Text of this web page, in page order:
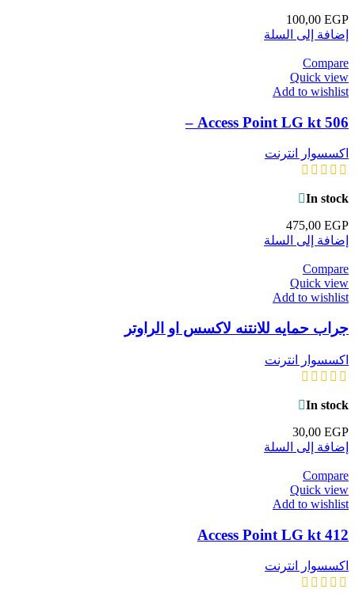
100,00 EGP
إضافة إلى السلة
Compare
Quick view
Add to wishlist
Access Point LG kt 506 –
اكسسوار انترنت
In stock
475,00 EGP
إضافة إلى السلة
Compare
Quick view
Add to wishlist
جراب حمايه للانتنه لاكسس او الراوتر
اكسسوار انترنت
In stock
30,00 EGP
إضافة إلى السلة
Compare
Quick view
Add to wishlist
Access Point LG kt 412
اكسسوار انترنت